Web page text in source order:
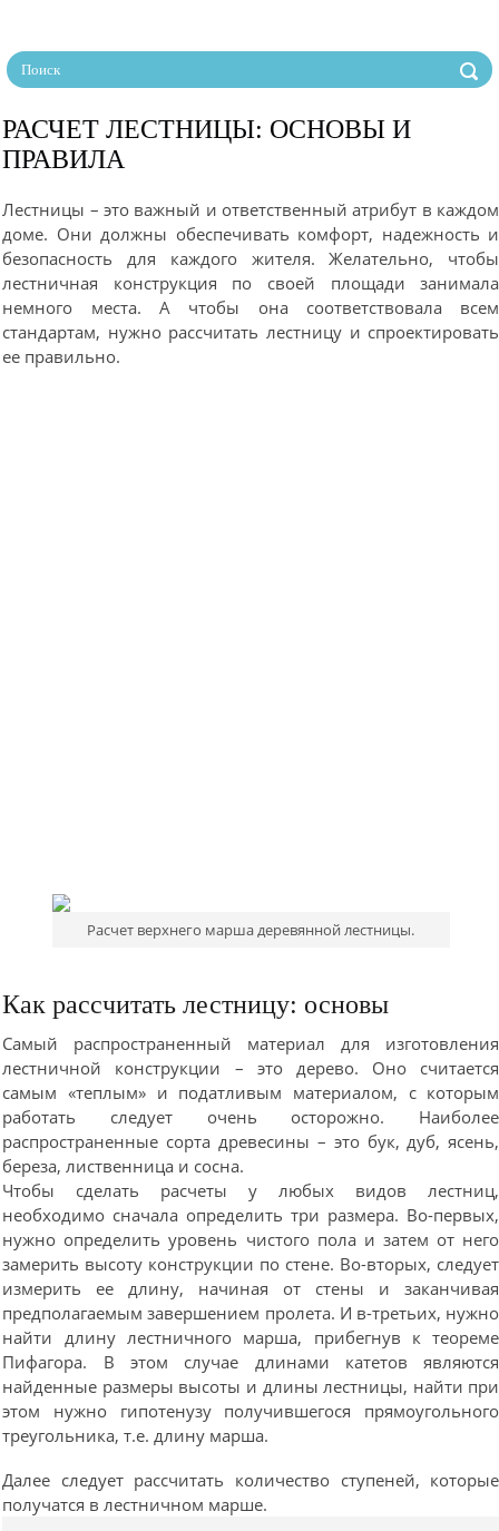
РАСЧЕТ ЛЕСТНИЦЫ: ОСНОВЫ И
ПРАВИЛА
Лестницы – это важный и ответственный атрибут в каждом
доме. Они должны обеспечивать комфорт, надежность и
безопасность для каждого жителя. Желательно, чтобы
лестничная конструкция по своей площади занимала
немного места. А чтобы она соответствовала всем
стандартам, нужно рассчитать лестницу и спроектировать
ее правильно.
Расчет верхнего марша деревянной лестницы.
Как рассчитать лестницу: основы
Самый распространенный материал для изготовления
лестничной конструкции – это дерево. Оно считается
самым «теплым» и податливым материалом, с которым
работать следует очень осторожно. Наиболее
распространенные сорта древесины – это бук, дуб, ясень,
береза, лиственница и сосна.
Чтобы сделать расчеты у любых видов лестниц,
необходимо сначала определить три размера. Во-первых,
нужно определить уровень чистого пола и затем от него
замерить высоту конструкции по стене. Во-вторых, следует
измерить ее длину, начиная от стены и заканчивая
предполагаемым завершением пролета. И в-третьих, нужно
найти длину лестничного марша, прибегнув к теореме
Пифагора. В этом случае длинами катетов являются
найденные размеры высоты и длины лестницы, найти при
этом нужно гипотенузу получившегося прямоугольного
треугольника, т.е. длину марша.
Далее следует рассчитать количество ступеней, которые
получатся в лестничном марше.